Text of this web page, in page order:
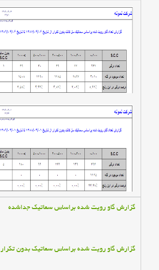
گزارش گاو رويت شده براساس سماتيك جداشده
گزارش گاو رويت شده براساس سماتيك بدون تكرار